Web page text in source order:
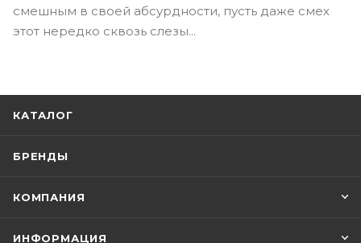
смешным в своей абсурдности, пусть даже смех
этот нередко сквозь слезы...
КАТАЛОГ
БРЕНДЫ
КОМПАНИЯ
ИНФОРМАЦИЯ